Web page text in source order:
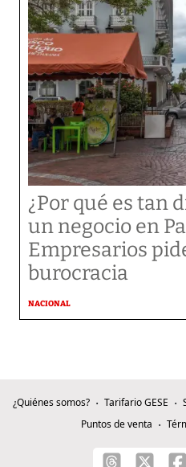
¿Por qué es tan
un negocio en
Empresarios
burocracia
NACIONAL
¿Quiénes somos? Tarifario GESE
Puntos de venta